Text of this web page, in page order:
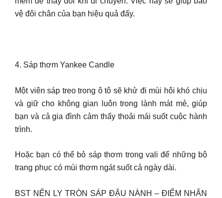
vệ đôi chân của bạn hiệu quả đấy.
4. Sáp thơm Yankee Candle
Một viên sáp treo trong ô tô sẽ khử đi mùi hôi khó chịu
và giữ cho không gian luôn trong lành mát mẻ, giúp
bạn và cả gia đình cảm thấy thoải mái suốt cuộc hành
trình.
Hoặc bạn có thể bỏ sáp thơm trong vali để những bộ
trang phục có mùi thơm ngát suốt cả ngày dài.
BST NẾN LY TRÒN SÁP ĐẬU NÀNH – ĐIỂM NHẤN